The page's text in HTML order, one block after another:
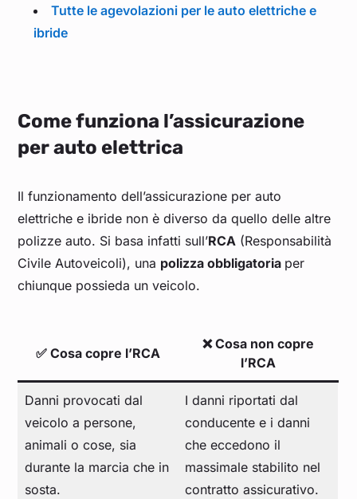
Tutte le agevolazioni per le auto elettriche e
ibride
Come funziona l’assicurazione
per auto elettrica
Il funzionamento dell’assicurazione per auto
elettriche e ibride non è diverso da quello delle altre
polizze auto. Si basa infatti sull’RCA (Responsabilità
Civile Autoveicoli), una polizza obbligatoria per
chiunque possieda un veicolo.
✅ Cosa copre l’RCA
❌ Cosa non copre
l’RCA
Danni provocati dal
veicolo a persone,
animali o cose, sia
durante la marcia che in
sosta.
I danni riportati dal
conducente e i danni
che eccedono il
massimale stabilito nel
contratto assicurativo.